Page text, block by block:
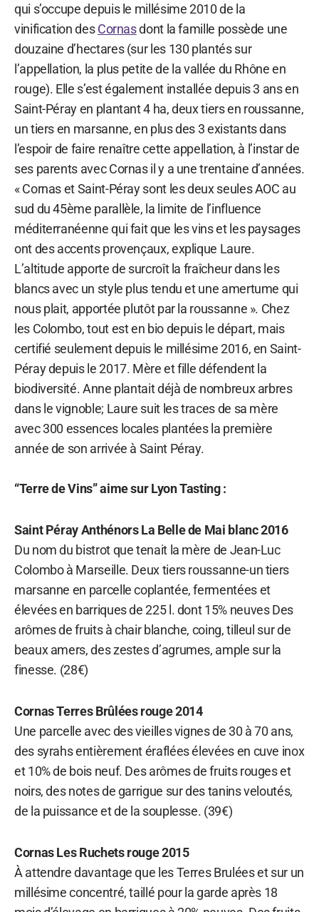
qui s’occupe depuis le millésime 2010 de la
vinification desCornasdont la famille possède une
douzaine d’hectares (sur les 130 plantés sur
l’appellation, la plus petite de la vallée du Rhône en
rouge). Elle s’est également installée depuis 3 ans en
Saint-Péray en plantant 4 ha, deux tiers en roussanne,
un tiers en marsanne, en plus des 3 existants dans
l’espoir de faire renaître cette appellation, à l’instar de
ses parents avec Cornas il y a une trentaine d’années.
« Cornas et Saint-Péray sont les deux seules AOC au
sud du 45ème parallèle, la limite de l’influence
méditerranéenne qui fait que les vins et les paysages
ont des accents provençaux, explique Laure.
L’altitude apporte de surcroît la fraîcheur dans les
blancs avec un style plus tendu et une amertume qui
nous plait, apportée plutôt par la roussanne ». Chez
les Colombo, tout est en bio depuis le départ, mais
certifié seulement depuis le millésime 2016, en Saint-
Péray depuis le 2017. Mère et fille défendent la
biodiversité. Anne plantait déjà de nombreux arbres
dans le vignoble; Laure suit les traces de sa mère
avec 300 essences locales plantées la première
année de son arrivée à Saint Péray.
“Terre de Vins” aime sur Lyon Tasting :
Saint Péray Anthénors La Belle de Mai blanc 2016
Du nom du bistrot que tenait la mère de Jean-Luc
Colombo à Marseille. Deux tiers roussanne-un tiers
marsanne en parcelle coplantée, fermentées et
élevées en barriques de 225 l. dont 15% neuves Des
arômes de fruits à chair blanche, coing, tilleul sur de
beaux amers, des zestes d’agrumes, ample sur la
finesse. (28€)
Cornas Terres Brûlées rouge 2014
Une parcelle avec des vieilles vignes de 30 à 70 ans,
des syrahs entièrement éraflées élevées en cuve inox
et 10% de bois neuf. Des arômes de fruits rouges et
noirs, des notes de garrigue sur des tanins veloutés,
de la puissance et de la souplesse. (39€)
Cornas Les Ruchets rouge 2015
À attendre davantage que les Terres Brulées et sur un
millésime concentré, taillé pour la garde après 18